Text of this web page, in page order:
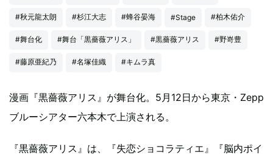
#秋元龍太朗 #杉江大志 #蜂谷晏海 #Stage #柏木佑介
#舞台化 #舞台「黒薔薇アリス」 #黒薔薇アリス #野嵜豊
#藤原亜紀乃 #名塚佳織 #キムラ真
漫画『黒薔薇アリス』が舞台化。5月12日から東京・Zepp
ブルーシアター六本木で上演される。
『黒薔薇アリス』は、『失恋ショコラティエ』『脳内ポイ